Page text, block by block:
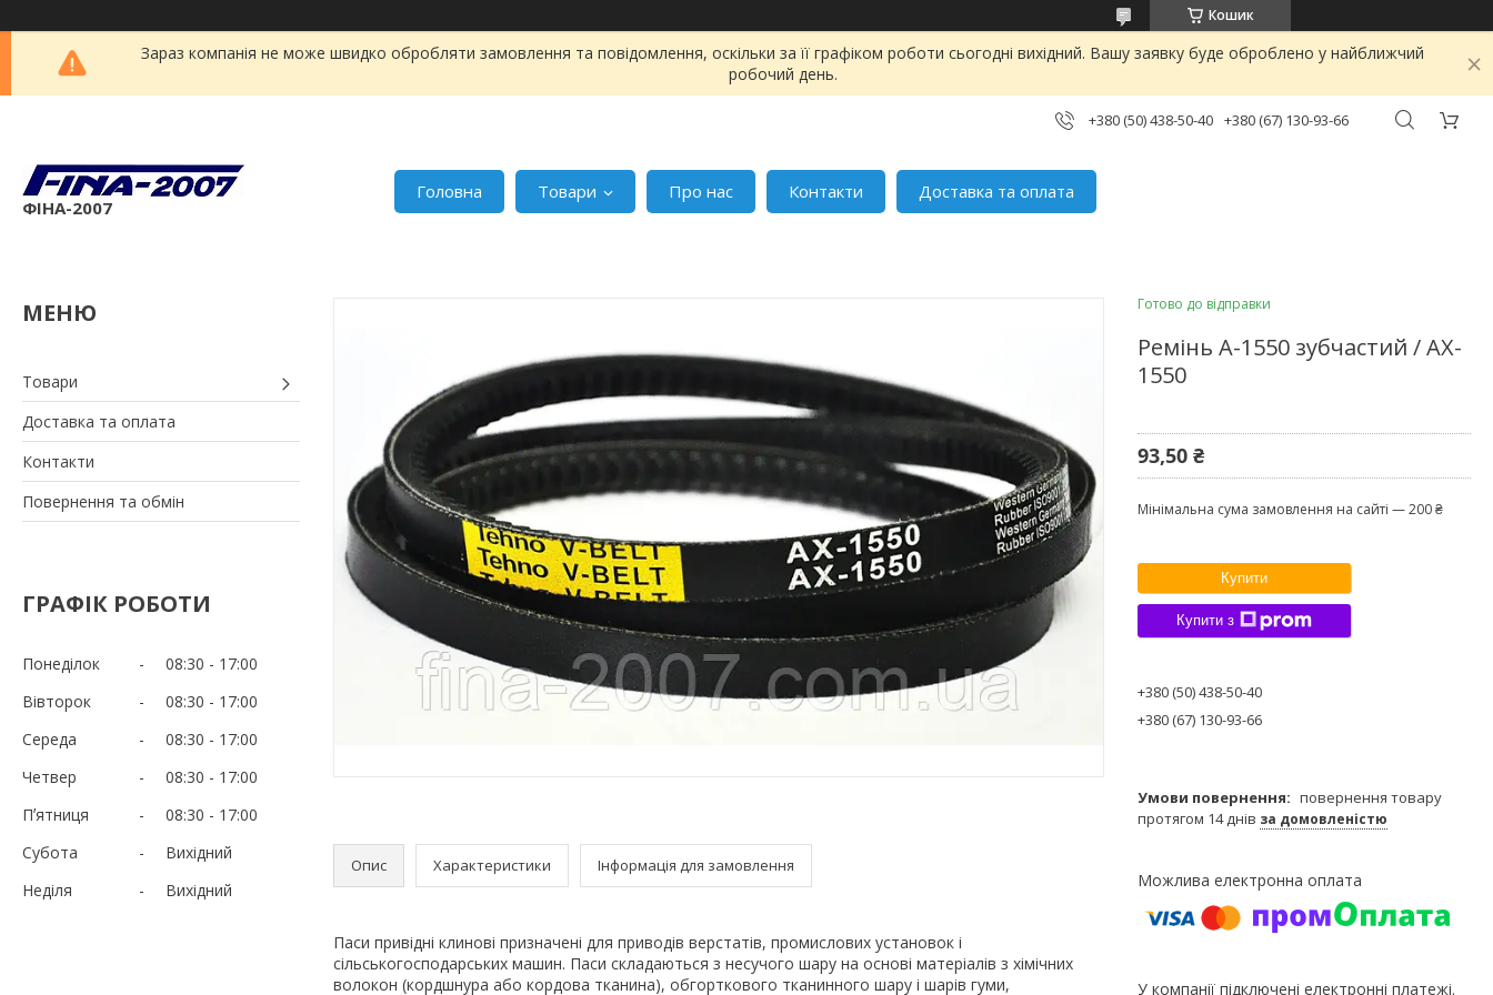
Кошик
Зараз компанія не може швидко обробляти замовлення та повідомлення, оскільки за її графіком роботи сьогодні вихідний. Вашу заявку буде оброблено у найближчий
робочий день.
+380 (50) 438-50-40 +380 (67) 130-93-66
ФІНА-2007
Головна Товари Про нас Контакти Доставка та оплата
Товари
Доставка та оплата
Контакти
Повернення та обмін
ГРАФІК РОБОТИ
Понеділок 08:30
17:00
Вівторок
08:30
17:00
Середа
08:30
17:00
Четвер
08:30
17:00
Пʼятниця
08:30
17:00
Субота
Вихідний
Неділя
Вихідний
Опис Характеристики Інформація для замовлення
Паси привідні клинові призначені для приводів верстатів, промислових установок і
сільськогосподарських машин. Паси складаються з несучого шару на основі матеріалів з хімічних
волокон (кордшнура або кордова тканина), обгорткового тканинного шару і шарів гуми,
Готово до відправки
Ремінь А-1550 зубчастий / AX-
1550
93,50 ₴
Мінімальна сума замовлення на сайті — 200 ₴
Купити
Купити з
+380 (50) 438-50-40
+380 (67) 130-93-66
повернення товару
протягом 14 днів за домовленістю
У компанії підключені електронні платежі.